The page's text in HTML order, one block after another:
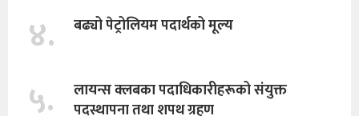
४. बढ्यो पेट्रोलियम पदार्थको मूल्य
५.
लायन्स क्लबका पदाधिकारीहरूको संयुक्त
पदस्थापना तथा शपथ ग्रहण